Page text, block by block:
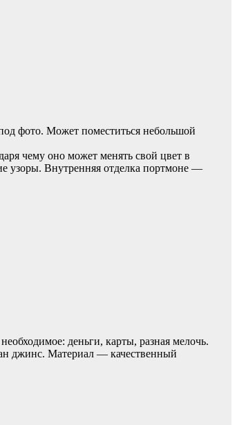
фото. Может поместиться небольшой
чему оно может менять свой цвет в
узоры. Внутренняя отделка портмоне —
деньги, карты, разная мелочь.
джинс. Материал — качественный